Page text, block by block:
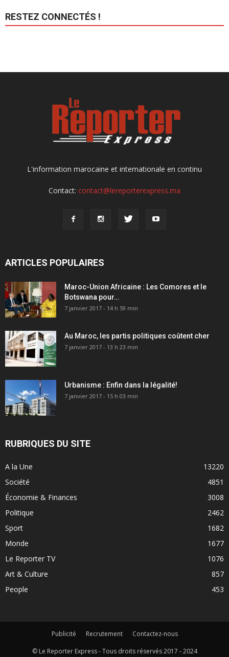
RESTEZ CONNECTÉS !
L'information marocaine et internationale en continu
Contact: contact@lereporterexpress.ma
ARTICLES POPULAIRES
Maroc-Union Africaine : Les Comores et le
Botswana pour…
7 janvier 2017 - 14 h 59 min
Au Maroc, les partis politiques coûtent cher
7 janvier 2017 - 13 h 23 min
Urbanisme : Enfin dans la légalité!
7 janvier 2017 - 15 h 03 min
RUBRIQUES DU SITE
A la Une
13220
Société
4851
Économie & Finances
3008
Politique
2462
Sport
1682
Monde
1677
Le Reporter TV
1076
Art & Culture
857
People
453
Publicité Recrutement
Contactez-nous
© Le Reporter Express - Tous droits réservés 2017 - 2024